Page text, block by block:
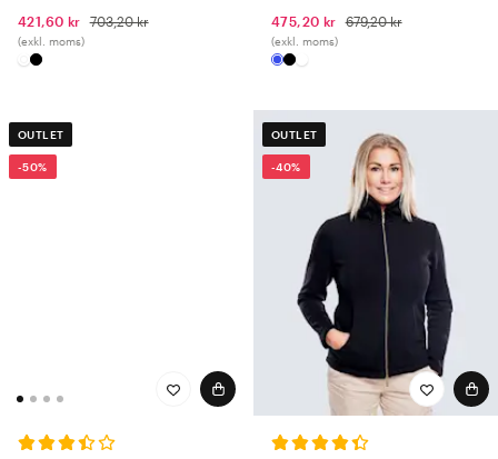
421,60 kr
703,20 kr
(exkl. moms)
475,20 kr
679,20 kr
(exkl. moms)
OUTLET
-50%
OUTLET
-40%